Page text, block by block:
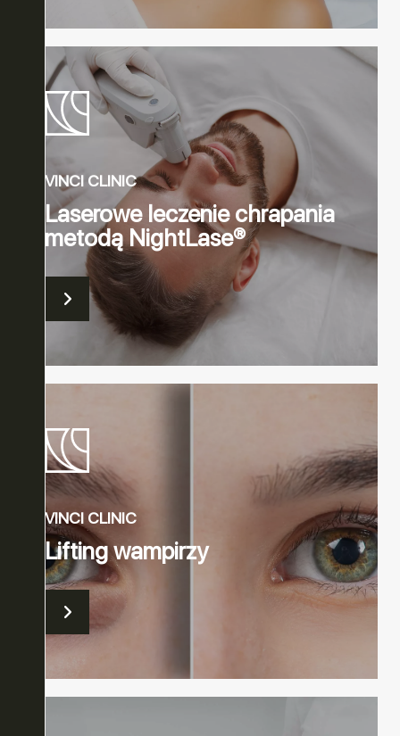
VINCI CLINIC
Laserowe leczenie chrapania
metodą NightLase®
VINCI CLINIC
Lifting wampirzy